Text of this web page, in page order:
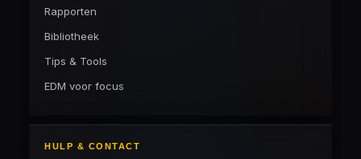
Rapporten
Bibliotheek
Tips & Tools
EDM voor focus
HULP & CONTACT